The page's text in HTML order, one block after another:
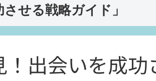
せる戦略ガイド」